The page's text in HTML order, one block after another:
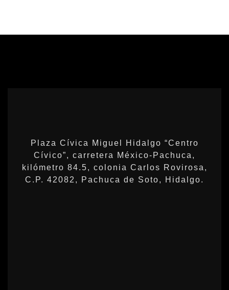
Plaza Cívica Miguel Hidalgo “Centro
Cívico”, carretera México-Pachuca,
kilómetro 84.5, colonia Carlos Rovirosa,
C.P. 42082, Pachuca de Soto, Hidalgo.